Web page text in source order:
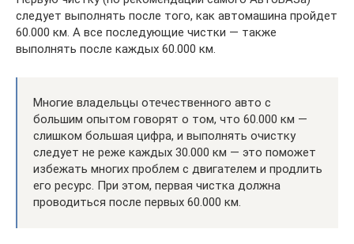
следует выполнять после того, как автомашина пройдет
60.000 км. А все последующие чистки — также
выполнять после каждых 60.000 км.
Многие владельцы отечественного авто с
большим опытом говорят о том, что 60.000 км —
слишком большая цифра, и выполнять очистку
следует не реже каждых 30.000 км — это поможет
избежать многих проблем с двигателем и продлить
его ресурс. При этом, первая чистка должна
проводиться после первых 60.000 км.